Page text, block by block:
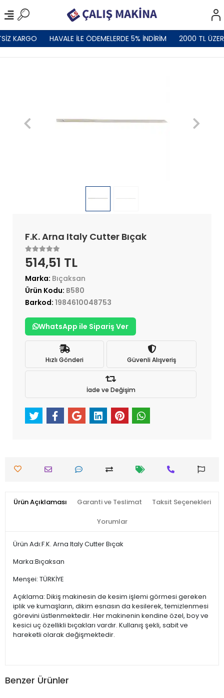
KARGO HAVALE İLE ÖDEMELERDE 5% İNDİRİM 2000 TL
F.K. Arna Italy Cutter Bıçak
514,51 TL
Marka: Bıçaksan
Ürün Kodu: B580
Barkod: 1984610048753
WhatsApp ile Sipariş Ver
Hızlı Gönderi Güvenli Alışveriş
İade ve Değişim
Ürün Açıklaması Garanti ve Teslimat Taksit Seçenekleri
Yorumlar
Ürün Adı:F.K. Arna Italy Cutter Bıçak
Marka:Bıçaksan
Menşei: TÜRKİYE
Açıklama: Dikiş makinesin de kesim işlemi görmesi gereken
iplik ve kumaşların, dikim esnasın da kesilerek, temizlenmesi
görevini üstlenmektedir. Her makinenin kendine özel, boy ve
kesici uç özellikli bıçakları vardır. Kullanış şekli, sabit ve
hareketli olarak değişmektedir.
Benzer Ürünler